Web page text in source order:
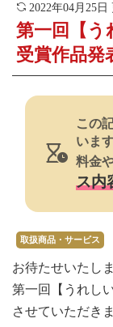
2022年04月25
第一回【う
受賞作品発
この
います
料金
ス内
取扱商品・サービス
お待たせいたし
第一回【うれし
させていただきま